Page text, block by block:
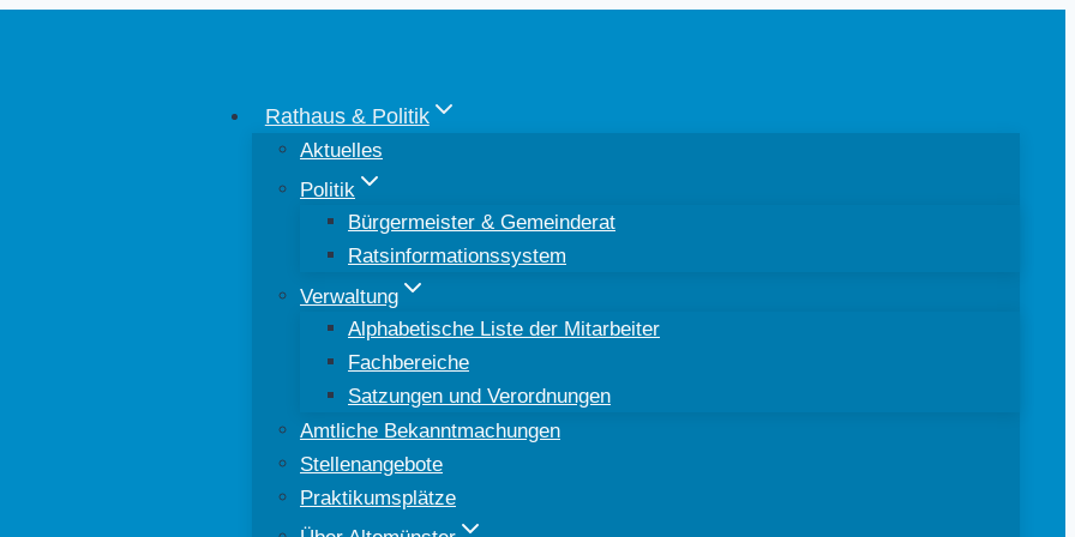
Rathaus & Politik
Aktuelles
Politik
Bürgermeister & Gemeinderat
Ratsinformationssystem
Verwaltung
Alphabetische Liste der Mitarbeiter
Fachbereiche
Satzungen und Verordnungen
Amtliche Bekanntmachungen
Stellenangebote
Praktikumsplätze